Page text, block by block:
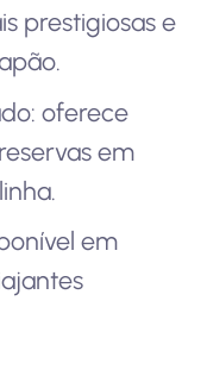
prestigiosas e
oferece
em
em